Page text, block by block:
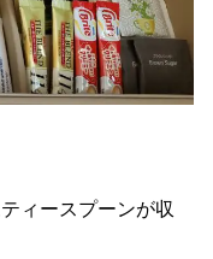
ィースプーンが収